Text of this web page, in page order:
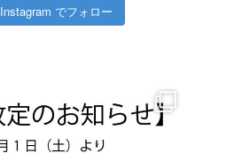
Instagram でフォロー